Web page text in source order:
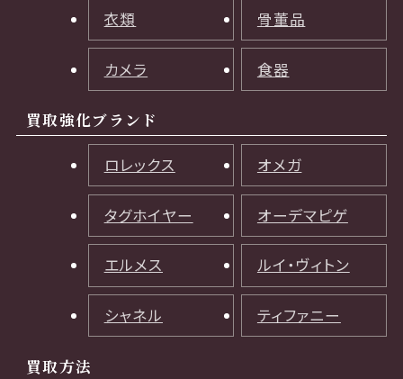
衣類 骨董品
カメラ 食器
買取強化ブランド
ロレックス オメガ
タグホイヤー オーデマピゲ
エルメス ルイ・ヴィトン
シャネル ティファニー
買取方法